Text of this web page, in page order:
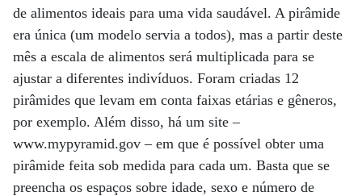
de alimentos ideais para uma vida saudável. A pirâmide
era única (um modelo servia a todos), mas a partir deste
mês a escala de alimentos será multiplicada para se
ajustar a diferentes indivíduos. Foram criadas 12
pirâmides que levam em conta faixas etárias e gêneros,
por exemplo. Além disso, há um site –
www.mypyramid.gov – em que é possível obter uma
pirâmide feita sob medida para cada um. Basta que se
preencha os espaços sobre idade, sexo e número de